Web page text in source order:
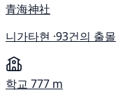
青海神社
니가타현 ·93건의 출몰
학교 777 m